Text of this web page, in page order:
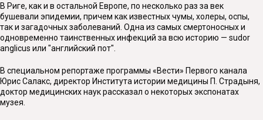
В Риге, как и в остальной Европе, по несколько раз за век
бушевали эпидемии, причем как известных чумы, холеры, оспы,
так и загадочных заболеваний. Одна из самых смертоносных и
одновременно таинственных инфекций за всю историю — sudor
anglicus или "английский пот".
В специальном репортаже программы «Вести» Первого канала
Юрис Салакс, директор Института истории медицины П. Страдыня,
доктор медицинских наук рассказал о некоторых экспонатах
музея.